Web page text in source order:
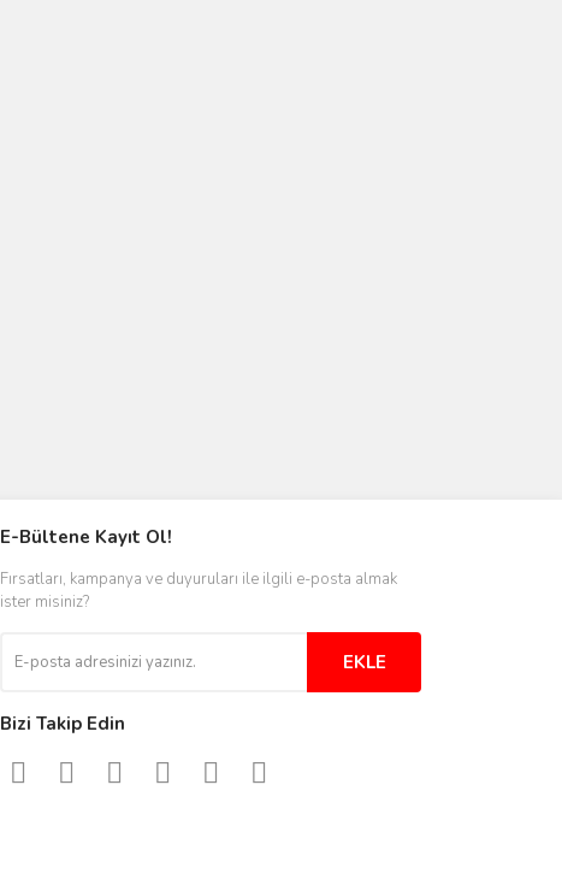
E-Bültene Kayıt Ol!
Fırsatları, kampanya ve duyuruları ile ilgili e-posta almak
ister misiniz?
EKLE
Bizi Takip Edin